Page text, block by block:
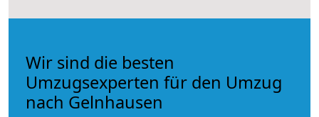
Wir sind die besten
Umzugsexperten für den Umzug
nach Gelnhausen